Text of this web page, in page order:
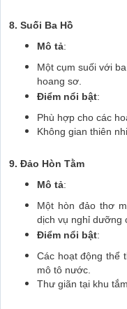
8. Suối Ba Hồ
Mô tả:
Một cụm suối với
hoang sơ.
Điểm nổi bật:
Phù hợp cho các
Không gian thiên
9. Đảo Hòn Tằm
Mô tả:
Một hòn đảo thơ
dịch vụ nghỉ dưỡng
Điểm nổi bật:
Các hoạt động thể
mô tô nước.
Thư giãn tại khu